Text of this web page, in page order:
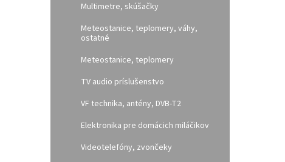
Multimetre, skúšačky
Meteostanice, teplomery, váhy,
ostatné
Meteostanice, teplomery
TV audio príslušenstvo
VF technika, antény, DVB-T2
Elektronika pre domácich miláčikov
Videotelefóny, zvončeky